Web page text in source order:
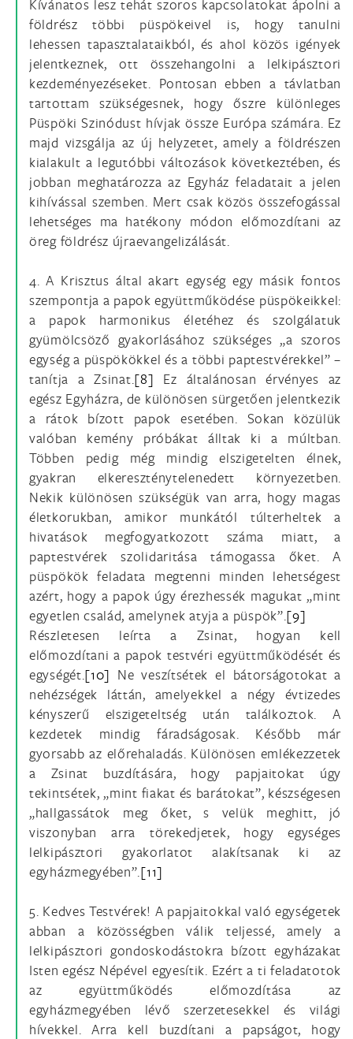
Kívánatos lesz tehát szoros kapcsolatokat ápolni a
földrész többi püspökeivel is, hogy tanulni
lehessen tapasztalataikból, és ahol közös igények
jelentkeznek, ott összehangolni a lelkipásztori
kezdeményezéseket. Pontosan ebben a távlatban
tartottam szükségesnek, hogy őszre különleges
Püspöki Szinódust hívjak össze Európa számára. Ez
majd vizsgálja az új helyzetet, amely a földrészen
kialakult a legutóbbi változások következtében, és
jobban meghatározza az Egyház feladatait a jelen
kihívással szemben. Mert csak közös összefogással
lehetséges ma hatékony módon előmozdítani az
öreg földrész újraevangelizálását.
4. A Krisztus által akart egység egy másik fontos
szempontja a papok együttműködése püspökeikkel:
a papok harmonikus életéhez és szolgálatuk
gyümölcsöző gyakorlásához szükséges „a szoros
egység a püspökökkel és a többi paptestvérekkel” –
tanítja a Zsinat.[8] Ez általánosan érvényes az
egész Egyházra, de különösen sürgetően jelentkezik
a rátok bízott papok esetében. Sokan közülük
valóban kemény próbákat álltak ki a múltban.
Többen pedig még mindig elszigetelten élnek,
gyakran elkereszténytelenedett környezetben.
Nekik különösen szükségük van arra, hogy magas
életkorukban, amikor munkától túlterheltek a
hivatások megfogyatkozott száma miatt, a
paptestvérek szolidaritása támogassa őket. A
püspökök feladata megtenni minden lehetségest
azért, hogy a papok úgy érezhessék magukat „mint
egyetlen család, amelynek atyja a püspök”.[9]
Részletesen leírta a Zsinat, hogyan kell
előmozdítani a papok testvéri együttműködését és
egységét.[10] Ne veszítsétek el bátorságotokat a
nehézségek láttán, amelyekkel a négy évtizedes
kényszerű elszigeteltség után találkoztok. A
kezdetek mindig fáradságosak. Később már
gyorsabb az előrehaladás. Különösen emlékezzetek
a Zsinat buzdítására, hogy papjaitokat úgy
tekintsétek, „mint fiakat és barátokat”, készségesen
„hallgassátok meg őket, s velük meghitt, jó
viszonyban arra törekedjetek, hogy egységes
lelkipásztori gyakorlatot alakítsanak ki az
egyházmegyében”.[11]
5. Kedves Testvérek! A papjaitokkal való egységetek
abban a közösségben válik teljessé, amely a
lelkipásztori gondoskodástokra bízott egyházakat
Isten egész Népével egyesítik. Ezért a ti feladatotok
az együttműködés előmozdítása az
egyházmegyében lévő szerzetesekkel és világi
hívekkel. Arra kell buzdítani a papságot, hogy